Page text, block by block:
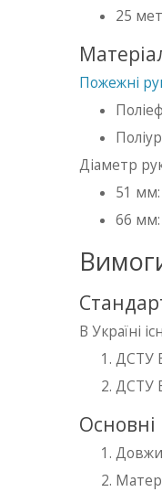
25
Пожежні
Діаметр
51
66 мм:
В Україні
ДСТУ
ДСТУ